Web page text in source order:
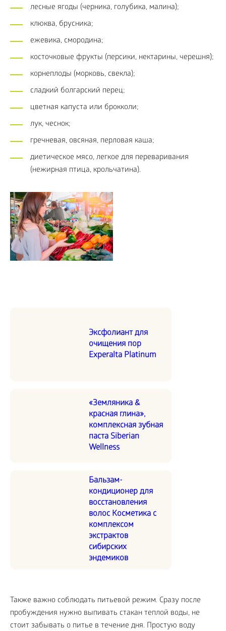
лесные ягоды (черника, голубика, малина);
клюква, брусника;
ежевика, смородина;
косточковые фрукты (персики, нектарины, черешня);
корнеплоды (морковь, свекла);
сладкий болгарский перец;
цветная капуста или брокколи;
лук, чеснок;
гречневая, овсяная, перловая каша;
диетическое мясо, легкое для переваривания
(нежирная птица, крольчатина).
Эксфолиант для
очищения пор
Experalta Platinum
«Земляника &
красная глина»,
комплексная зубная
паста Siberian
Wellness
Бальзам-
кондиционер для
восстановления
волос Косметика с
комплексом
экстрактов
сибирских
эндемиков
Также важно соблюдать питьевой режим. Сразу после
пробуждения нужно выпивать стакан теплой воды, не
стоит забывать о питье в течение дня. Простую воду